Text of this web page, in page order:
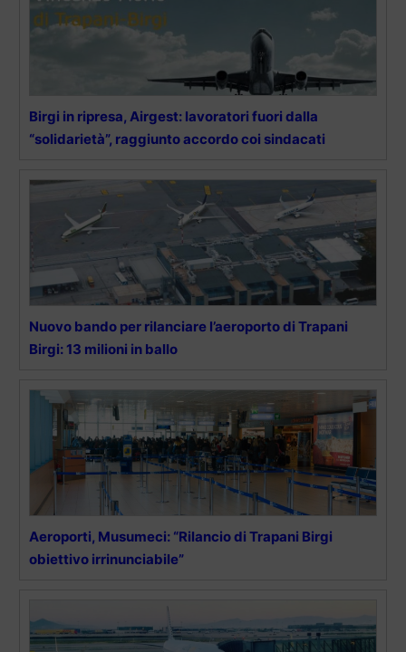
Birgi in ripresa, Airgest: lavoratori fuori dalla
“solidarietà”, raggiunto accordo coi sindacati
Nuovo bando per rilanciare l’aeroporto di Trapani
Birgi: 13 milioni in ballo
Aeroporti, Musumeci: “Rilancio di Trapani Birgi
obiettivo irrinunciabile”